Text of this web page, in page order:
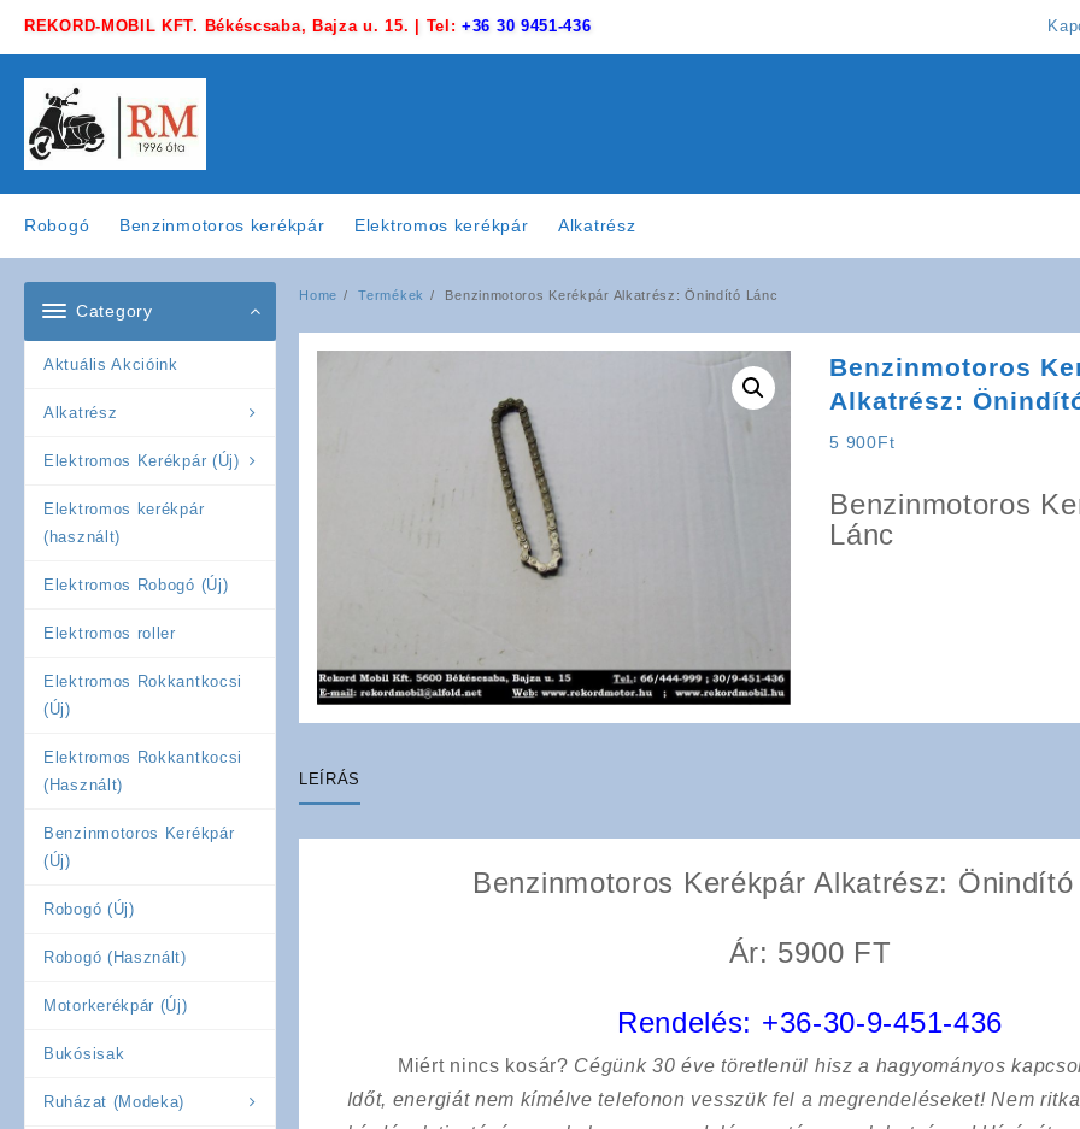
REKORD-MOBIL KFT. Békéscsaba, Bajza u. 15. | Tel:+36 30 9451-436
Robogó Benzinmotoros kerékpár Elektromos kerékpár Alkatrész
Category
Aktuális Akcióink
Alkatrész
Elektromos Kerékpár (Új)
Elektromos kerékpár
(használt)
Elektromos Robogó (Új)
Elektromos roller
Elektromos Rokkantkocsi
(Új)
Elektromos Rokkantkocsi
(Használt)
Benzinmotoros Kerékpár
(Új)
Robogó (Új)
Robogó (Használt)
Motorkerékpár (Új)
Bukósisak
Ruházat (Modeka)
Home Termékek Benzinmotoros Kerékpár Alkatrész: Önindító Lánc
Benzinmotoros
Alkatrész:
5 900Ft
Benzinmotoros
Lánc
LEÍRÁS
Benzinmotoros Kerékpár Alkatrész: Önindító
Ár: 5900 FT
Rendelés: +36-30-9-451-436
Miért nincs kosár? Cégünk 30 éve töretlenül hisz a hagyományos
Időt, energiát nem kímélvetelefonon vesszük fel a megrendeléseket! Nem